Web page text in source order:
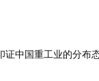
中国重工业的分布